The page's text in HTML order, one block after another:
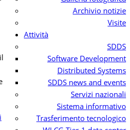
Archivio notizie
Visite
Attività
SDDS
Software Development
Distributed Systems
SDDS news and events
Servizi nazionali
Sistema informativo
Trasferimento tecnologico